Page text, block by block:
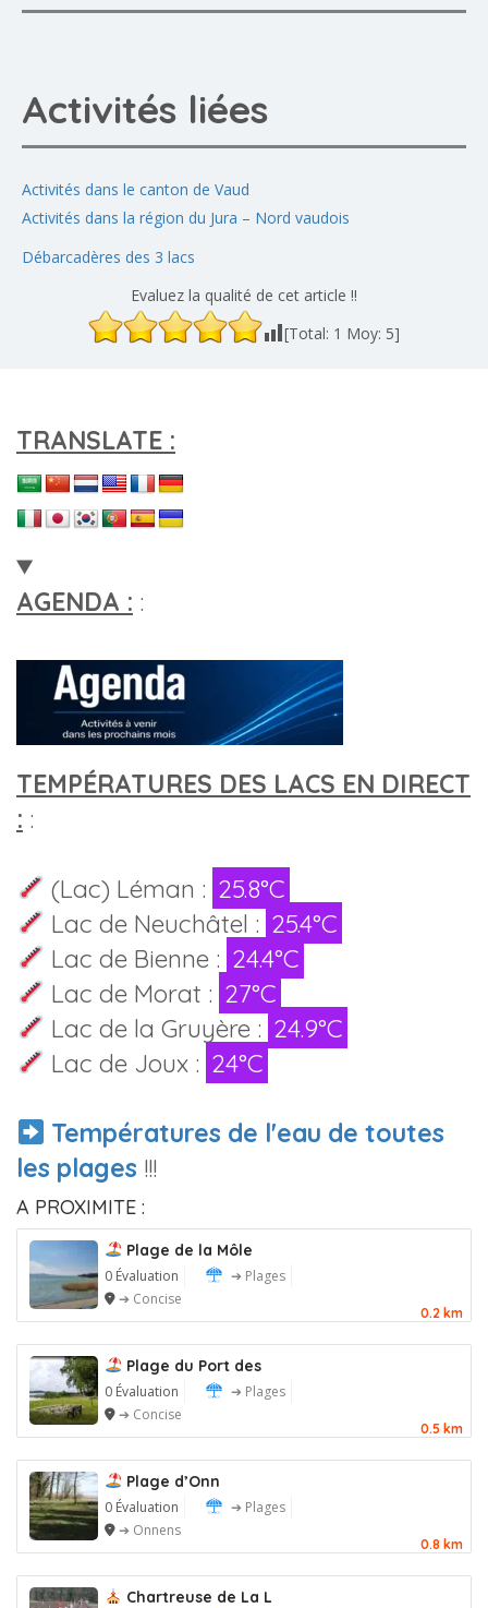
Activités liées
Activités dans le canton de Vaud
Activités dans la région du Jura – Nord vaudois
Débarcadères des 3 lacs
Evaluez la qualité de cet article !!
[Total: 1 Moy: 5]
TRANSLATE :
AGENDA : :
TEMPÉRATURES DES LACS EN DIRECT
: :
(Lac) Léman : 25.8°C
Lac de Neuchâtel : 25.4°C
Lac de Bienne : 24.4°C
Lac de Morat : 27°C
Lac de la Gruyère : 24.9°C
Lac de Joux : 24°C
Températures de l'eau de toutes
les plages !!!
A PROXIMITE :
Plage de la Môle
0 Évaluation
➔ Plages
➔ Concise
0.2 km
Plage du Port des
0 Évaluation
➔ Plages
➔ Concise
0.5 km
Plage d’Onn
0 Évaluation
➔ Plages
➔ Onnens
0.8 km
Chartreuse de La L